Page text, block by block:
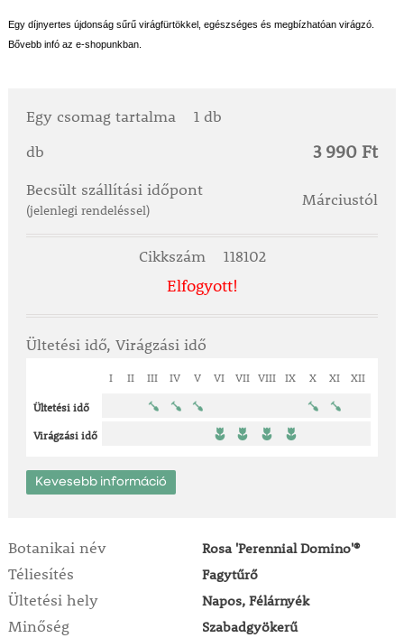
Egy díjnyertes újdonság sűrű virágfürtökkel, egészséges és megbízhatóan virágzó.
Bővebb infó az e-shopunkban.
Egy csomag tartalma
1 db
db
3 990 Ft
Becsült szállítási időpont
(jelenlegi rendeléssel)
Márciustól
Cikkszám 118102
Elfogyott!
Ültetési idő, Virágzási idő
I II III IV V VI VII VIII IX X XI XII
Ültetési idő
Virágzási idő
Kevesebb információ
Botanikai név Rosa 'Perennial Domino'®
Téliesítés Fagytűrő
Ültetési hely Napos, Félárnyék
Minőség Szabadgyökerű